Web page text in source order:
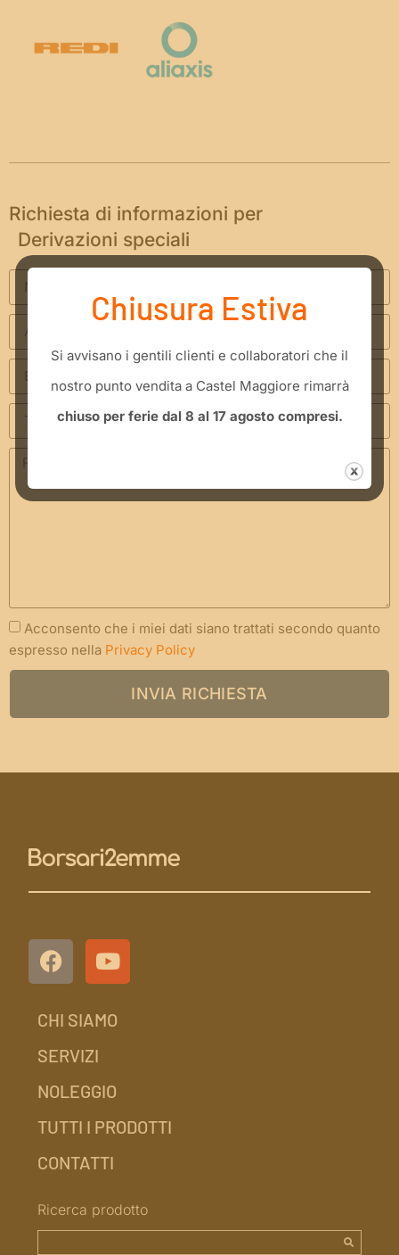
Richiesta di informazioni per
Derivazioni speciali
Acconsento che i miei dati siano trattati secondo quanto
espresso nella Privacy Policy
INVIA RICHIESTA
CHI SIAMO
SERVIZI
NOLEGGIO
TUTTI I PRODOTTI
CONTATTI
Ricerca prodotto
Chiusura Estiva
​Si avvisano i gentili clienti e collaboratori che il
nostro punto vendita a Castel Maggiore rimarrà
chiuso per ferie dal 8 al 17 agosto compresi.